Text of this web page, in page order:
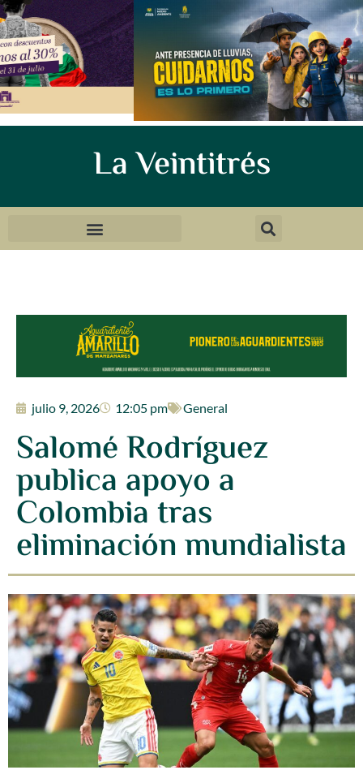
La Veintitrés
julio 9, 2026 12:05 pm General
Salomé Rodríguez
publica apoyo a
Colombia tras
eliminación mundialista